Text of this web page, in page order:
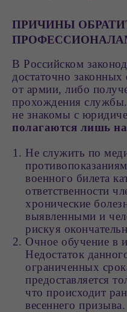
ПРИЧИНЫ
В Российском
достаточно
от армии, либо
прохождения
не знакомы с
полагаются лишь
Не служить по
военного билета
ответственности
хронические
выявленными и
рискуя
Очное обучение в
Недостаток
ограниченных
предоставляется
что происходит
весеннего призыва.